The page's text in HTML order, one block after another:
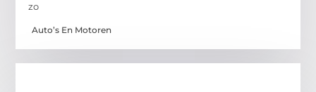
zo
Auto’s En Motoren